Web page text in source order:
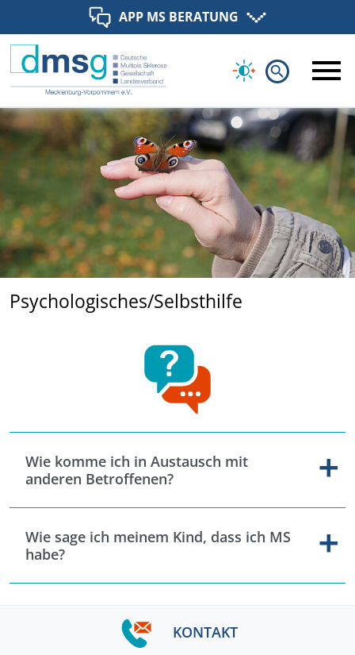
APP MS BERATUNG
search
Psychologisches/Selbsthilfe
Wie komme ich in Austausch mit
anderen Betroffenen?
Wie sage ich meinem Kind, dass ich MS
habe?
KONTAKT